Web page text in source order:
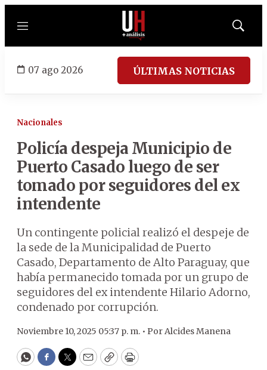
Menú
Mostrar
07 ago 2026 ÚLTIMAS NOTICIAS
Nacionales
Policía despeja Municipio de
Puerto Casado luego de ser
tomado por seguidores del ex
intendente
Un contingente policial realizó el despeje de
la sede de la Municipalidad de Puerto
Casado, Departamento de Alto Paraguay, que
había permanecido tomada por un grupo de
seguidores del ex intendente Hilario Adorno,
condenado por corrupción.
Noviembre 10, 2025 05:37 p. m. • PorAlcides Manena
WhatsApp
Facebook
Twitter
EmailCopyPrint